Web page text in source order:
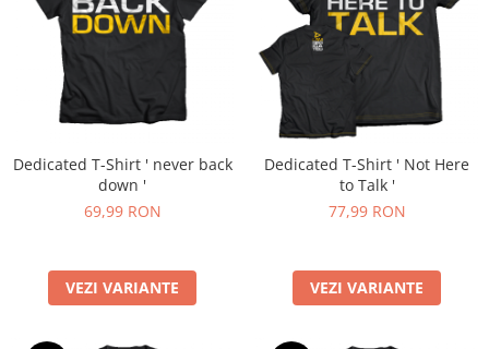
Dedicated T-Shirt ' never back
down '
69,99 RON
VEZI VARIANTE
Dedicated T-Shirt ' Not Here
to Talk '
77,99 RON
VEZI VARIANTE